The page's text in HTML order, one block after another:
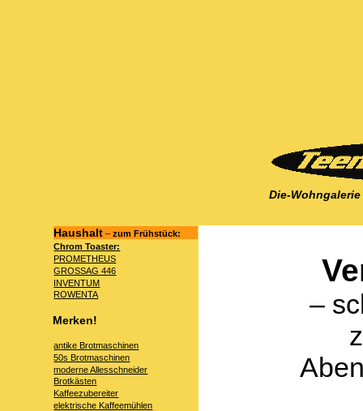
Die-
Haushalt –zum Frühstück:
Chrom Toaster:
PROMETHEUS
GROSSAG 446
INVENTUM
ROWENTA
Merken!
antike Brotmaschinen
50s Brotmaschinen
moderne Allesschneider
Brotkästen
Kaffeezubereiter
elektrische Kaffeemühlen
–